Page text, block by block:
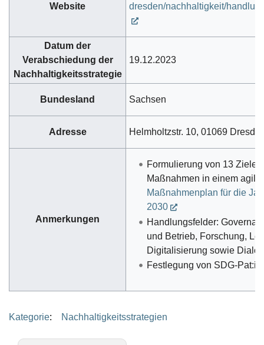
Website
dresden/nachhaltigkeit/
Datum der
Verabschiedung der
Nachhaltigkeitsstrategie
19.12.2023
Bundesland Sachsen
Adresse Helmholtzstr. 10, 01069
Anmerkungen
Formulierung von 13
Maßnahmen in einem
Maßnahmenplan für die
2030
Handlungsfelder:
und Betrieb, Forschung,
Digitalisierung sowie
Festlegung von SDG-
Kategorie: Nachhaltigkeitsstrategien